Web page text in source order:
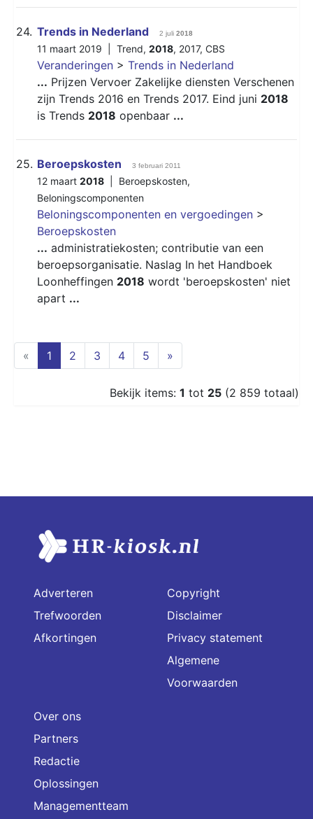
24. Trends in Nederland 2 juli 2018
11 maart 2019 | Trend, 2018, 2017, CBS
Veranderingen > Trends in Nederland
... Prijzen Vervoer Zakelijke diensten Verschenen
zijn Trends 2016 en Trends 2017. Eind juni 2018
is Trends 2018 openbaar ...
25. Beroepskosten 3 februari 2011
12 maart 2018 Beroepskosten,
Beloningscomponenten
Beloningscomponenten en vergoedingen >
Beroepskosten
... administratiekosten; contributie van een
beroepsorganisatie. Naslag In het Handboek
Loonheffingen 2018 wordt 'beroepskosten' niet
apart ...
« 1 (current)
2 3 4 5 »
Bekijk items: 1 tot 25 (2 859 totaal)
Adverteren
Trefwoorden
Afkortingen
Copyright
Disclaimer
Privacy statement
Algemene
Voorwaarden
Over ons
Partners
Redactie
Oplossingen
Managementteam